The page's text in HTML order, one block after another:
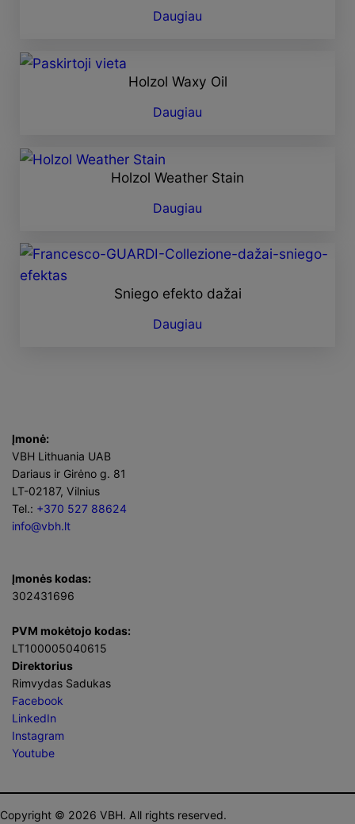
Daugiau
Holzol Waxy Oil
Daugiau
Holzol Weather Stain
Daugiau
Sniego efekto dažai
Daugiau
Įmonė:
VBH Lithuania UAB
Dariaus ir Girėno g. 81
LT-02187, Vilnius
Tel.: +370 527 88624
info@vbh.lt
Įmonės kodas:
302431696
PVM mokėtojo kodas:
LT100005040615
Direktorius
Rimvydas Sadukas
Facebook
LinkedIn
Instagram
Youtube
Copyright © 2026 VBH. All rights reserved.